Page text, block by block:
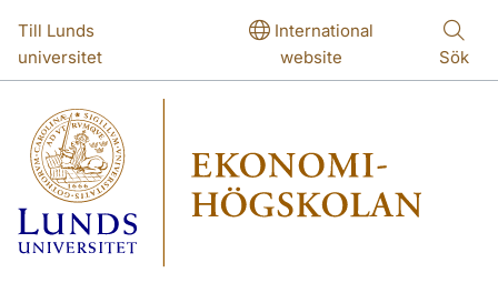
Till Lunds
universitet
International
website
Sök